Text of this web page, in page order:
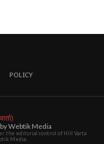
POLICY
Webtik Media
the editorial control of Hill Varta
Media.